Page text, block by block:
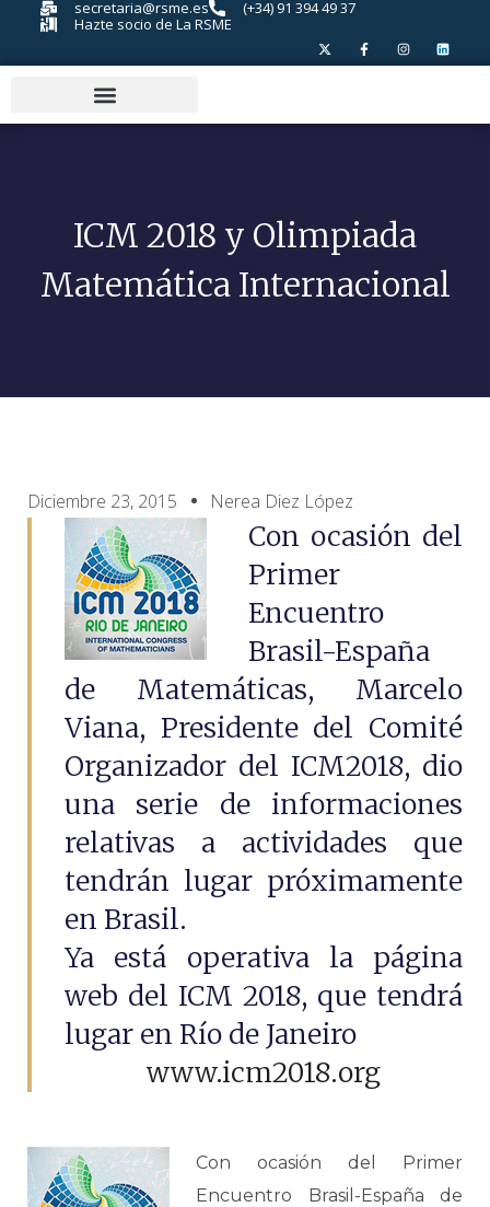
secretaria@rsme.es
(+34) 91 394 49 37
Hazte socio de La RSME
ICM 2018 y Olimpiada
Matemática Internacional
Diciembre 23, 2015 Nerea Diez López
Con ocasión del
Primer
Encuentro
Brasil-España
de Matemáticas, Marcelo
Viana, Presidente del Comité
Organizador del ICM2018, dio
una serie de informaciones
relativas a actividades que
tendrán lugar próximamente
en Brasil.
Ya está operativa la página
web del ICM 2018, que tendrá
lugar en Río de Janeiro
www.icm2018.org
Con ocasión del Primer
Encuentro Brasil-España de